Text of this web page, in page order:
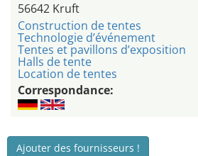
56642 Kruft
Construction de tentes
Technologie d’événement
Tentes et pavillons d’exposition
Halls de tente
Location de tentes
Correspondance:
Ajouter des fournisseurs !